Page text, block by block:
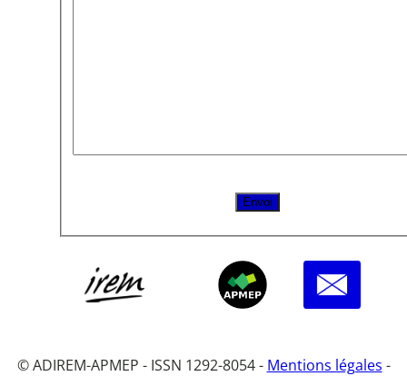
© ADIREM-APMEP - ISSN 1292-8054 - Mentions légales -